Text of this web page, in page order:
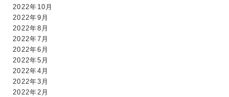
2022年10月
2022年9月
2022年8月
2022年7月
2022年6月
2022年5月
2022年4月
2022年3月
2022年2月